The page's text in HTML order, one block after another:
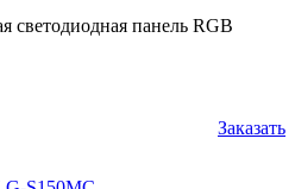
светодиодная панель RGB
Заказать